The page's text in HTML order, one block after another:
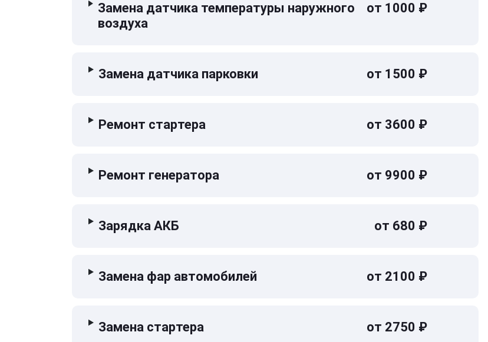
Замена датчика температуры наружного
воздуха
от 1000 ₽
Замена датчика парковки от 1500 ₽
Ремонт стартера от 3600 ₽
Ремонт генератора от 9900 ₽
Зарядка АКБ от 680 ₽
Замена фар автомобилей от 2100 ₽
Замена стартера от 2750 ₽